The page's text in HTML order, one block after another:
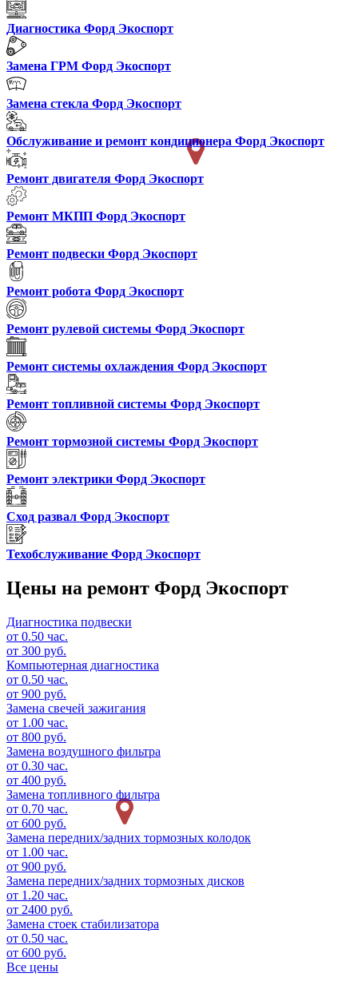
Диагностика Форд Экоспорт
Замена ГРМ Форд Экоспорт
Замена стекла Форд Экоспорт
Обслуживание и ремонт кондиционера Форд Экоспорт
Ремонт двигателя Форд Экоспорт
Ремонт МКПП Форд Экоспорт
Ремонт подвески Форд Экоспорт
Ремонт робота Форд Экоспорт
Ремонт рулевой системы Форд Экоспорт
Ремонт системы охлаждения Форд Экоспорт
Ремонт топливной системы Форд Экоспорт
Ремонт тормозной системы Форд Экоспорт
Ремонт электрики Форд Экоспорт
Сход развал Форд Экоспорт
Техобслуживание Форд Экоспорт
Цены на ремонт Форд Экоспорт
Диагностика подвески
от 0.50 час.
от 300 руб.
Компьютерная диагностика
от 0.50 час.
от 900 руб.
Замена свечей зажигания
от 1.00 час.
от 800 руб.
Замена воздушного фильтра
от 0.30 час.
от 400 руб.
Замена топливного фильтра
от 0.70 час.
от 600 руб.
Замена передних/задних тормозных колодок
от 1.00 час.
от 900 руб.
Замена передних/задних тормозных дисков
от 1.20 час.
от 2400 руб.
Замена стоек стабилизатора
от 0.50 час.
от 600 руб.
Все цены